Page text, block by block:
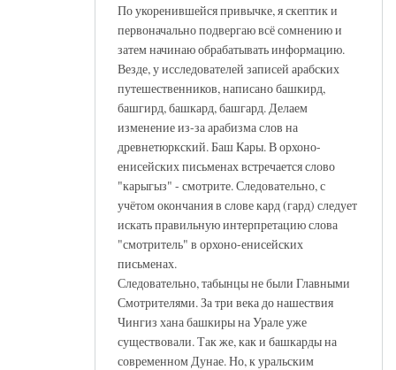
По укоренившейся привычке, я скептик и
первоначально подвергаю всё сомнению и
затем начинаю обрабатывать информацию.
Везде, у исследователей записей арабских
путешественников, написано башкирд,
башгирд, башкард, башгард. Делаем
изменение из-за арабизма слов на
древнетюркский. Баш Кары. В орхоно-
енисейских письменах встречается слово
"карыгыз" - смотрите. Следовательно, с
учётом окончания в слове кард (гард) следует
искать правильную интерпретацию слова
"смотритель" в орхоно-енисейских
письменах.
Следовательно, табынцы не были Главными
Смотрителями. За три века до нашествия
Чингиз хана башкиры на Урале уже
существовали. Так же, как и башкарды на
современном Дунае. Но, к уральским